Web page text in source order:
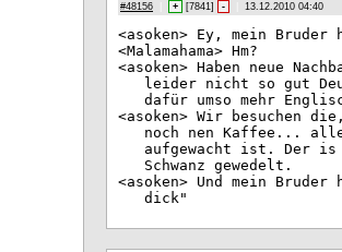
#48156 + [7841] - 13.12.2010 04:40
<asoken> Ey, mein Bruder
<Ma lamahama> Hm?
<asoken> Haben neue
leider nicht so gut
dafür umso mehr
<asoken> Wir besuchen
noch nen Kaffee...
aufgewacht ist. Der is
Schwanz gewedelt.
<asoken> Und mein
dick"